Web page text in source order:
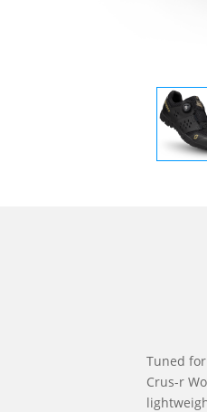
Tuned
Crus-r